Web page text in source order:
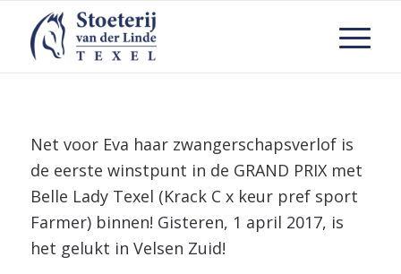
Net voor Eva haar zwangerschapsverlof is
de eerste winstpunt in de GRAND PRIX met
Belle Lady Texel (Krack C x keur pref sport
Farmer) binnen! Gisteren, 1 april 2017, is
het gelukt in Velsen Zuid!